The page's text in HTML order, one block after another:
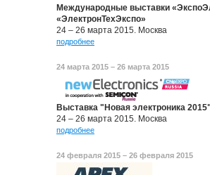
Международные выставки
«ЭлектронТехЭкспо»
24 – 26 марта 2015. Москва
подробнее
24 марта 2015 – 26 марта 2015
Выставка "Новая электроника
24 – 26 марта 2015. Москва
подробнее
24 февраля 2015 – 26 февраля 2015